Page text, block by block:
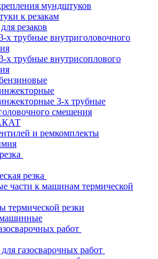
мундштуков
к резакам
резаков
х трубные внутриголовочного
х трубные внутрисоплового
3-х трубные
смешения
и ремкомплекты
резка
части к машинам термической
резки
работ
газосварочных работ